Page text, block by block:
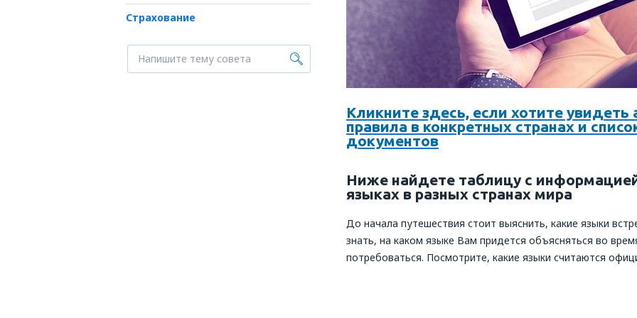
Страхование
Кликните здесь, если хотите
правила в конкретных странах и
документов
Ниже найдете таблицу с
языках в разных странах мира
До начала путешествия стоит выяснить, какие языки
знать, на каком языке Вам придется объясняться во
потребоваться. Посмотрите, какие языки считаются